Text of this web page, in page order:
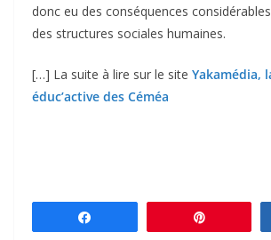
donc eu des conséquences
des structures sociales humaines.
[…] La suite à lire sur le site Yakamédia,
éduc’active des Céméa